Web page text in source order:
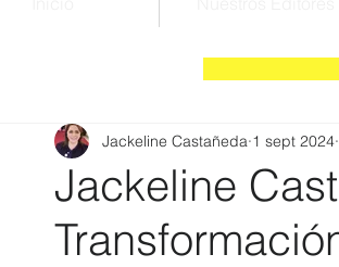
Jackeline
Jackeline Castañeda 1 sept 2024